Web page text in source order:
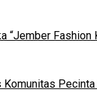
“Jember Fashion
Komunitas